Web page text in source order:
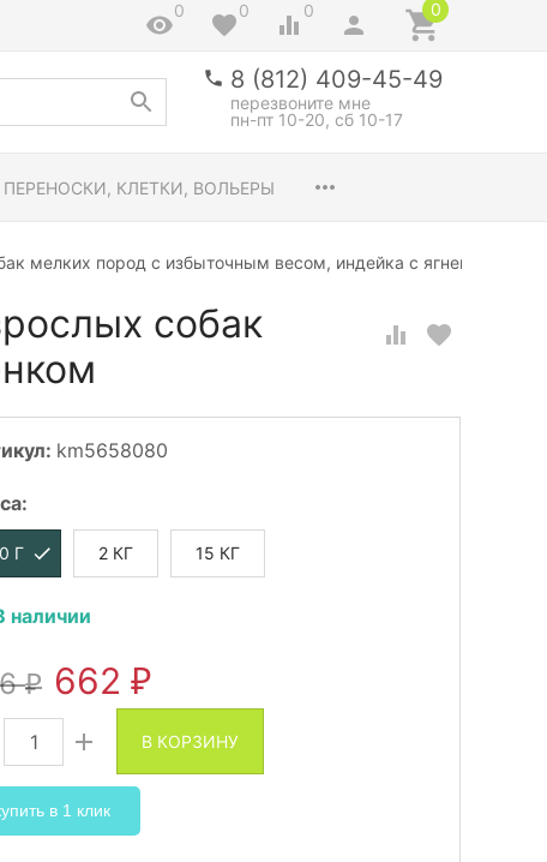
0 0 0 0
8 (812) 409-45-49
перезвоните мне
пн-пт 10-20, сб 10-17
ПЕРЕНОСКИ, КЛЕТКИ, ВОЛЬЕРЫ
мелких пород с избыточным весом, индейка с ягненком
собак
km5658080
:
Г 2 КГ 15 КГ
наличии
₽ 662 ₽
В КОРЗИНУ
в 1 клик